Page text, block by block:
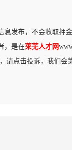
息发布，不会收取押
，是在莱芜人才网
请点击投诉，我们会